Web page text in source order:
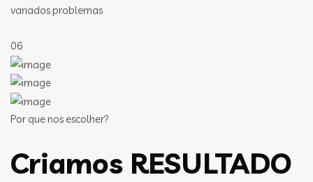
variados problemas
06
Por que nos escolher?
Criamos RESULTADO